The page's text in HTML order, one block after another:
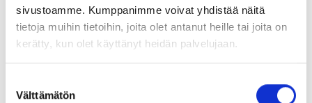
sivustoamme. Kumppanimme voivat yhdistää näitä
tietoja muihin tietoihin, joita olet antanut heille tai joita on
kerätty, kun olet käyttänyt heidän palvelujaan.
valinta
Välttämätön
Teräsrakenteet ja kannakkeet
Julkisivujen apurakenteet
Zinc